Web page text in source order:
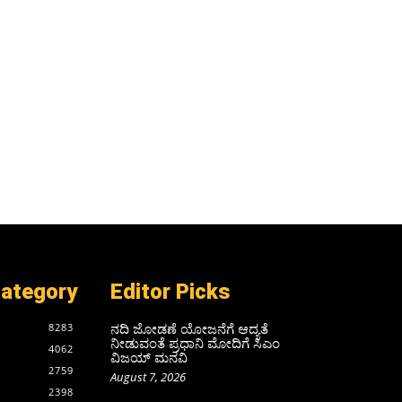
8283
4062
2759
2398
Editor Picks
ನದಿ ಜೋಡಣೆ ಯೋಜನೆಗೆ ಆದ್ಯತೆ
ನೀಡುವಂತೆ ಪ್ರಧಾನಿ ಮೋದಿಗೆ ಸಿಎಂ
ವಿಜಯ್‌ ಮನವಿ
August 7, 2026